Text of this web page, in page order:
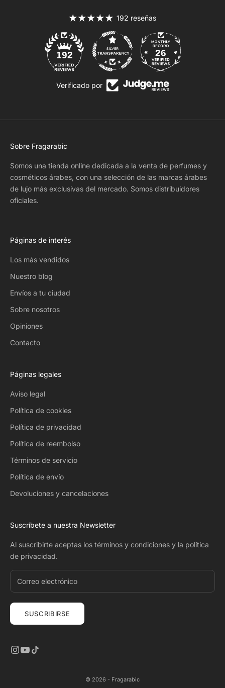
192 reseñas
192 26
Verificado por
Sobre Fragarabic
Somos una tienda online dedicada a la venta de perfumes y
cosméticos árabes, con una selección de las marcas árabes
de lujo más exclusivas del mercado. Somos distribuidores
oficiales.
Páginas de interés
Los más vendidos
Nuestro blog
Envíos a tu ciudad
Sobre nosotros
Opiniones
Contacto
Páginas legales
Aviso legal
Política de cookies
Política de privacidad
Política de reembolso
Términos de servicio
Política de envío
Devoluciones y cancelaciones
Suscríbete a nuestra Newsletter
Al suscribirte aceptas los términos y condiciones y la política
de privacidad.
SUSCRIBIRSE
© 2026 - Fragarabic